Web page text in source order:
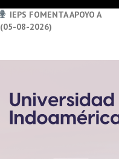
IEPS FOMENTA APOYO A
(05-08-2026)